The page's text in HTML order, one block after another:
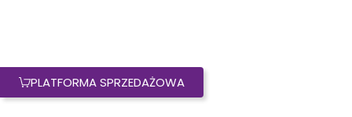
PLATFORMA SPRZEDAŻOWA